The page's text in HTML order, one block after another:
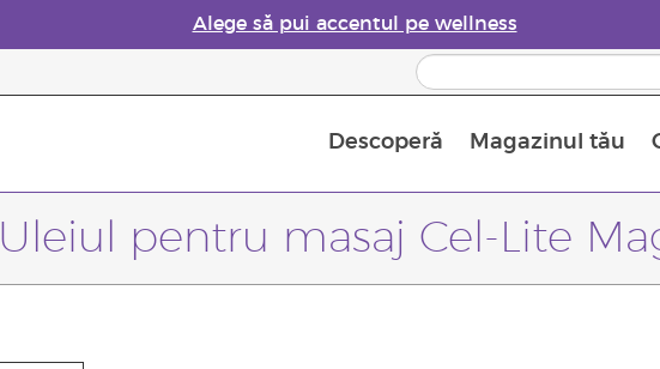
Alege să pui accentul pe wellness
Descoperă Magazinul tău
Uleiul pentru masaj Cel-Lite